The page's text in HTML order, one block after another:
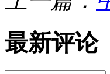
最新评论